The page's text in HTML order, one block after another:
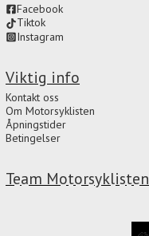
Team Motorsyklisten
Viktig info
Kontakt oss
Om Motorsyklisten
Åpningstider
Betingelser
Facebook
Tiktok
Instagram